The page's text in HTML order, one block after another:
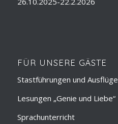
FÜR UNSERE GÄSTE
Stastführungen und Ausflüge
Lesungen „Genie und Liebe“
Sprachunterricht